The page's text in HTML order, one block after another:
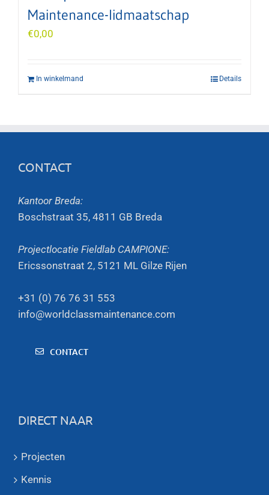
Maintenance-lidmaatschap
€0,00
In winkelmand Details
CONTACT
Kantoor Breda:
Boschstraat 35, 4811 GB Breda
Projectlocatie Fieldlab CAMPIONE:
Ericssonstraat 2, 5121 ML Gilze Rijen
+31 (0) 76 76 31 553
info@worldclassmaintenance.com
CONTACT
DIRECT NAAR
Projecten
Kennis